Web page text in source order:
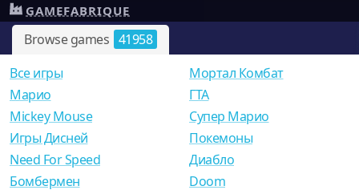
Browse games 41958
GAMEFABRIQUE
Все игры
Mарио
Mickey Mouse
Игры Дисней
Need For Speed
Мортал Комбат
ГТА
Супер Марио
Покемоны
Диабло
Бомбермен
Doom